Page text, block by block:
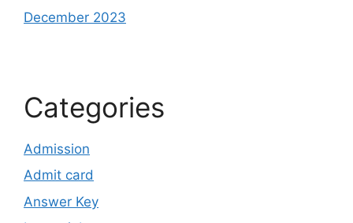
December 2023
Categories
Admission
Admit card
Answer Key